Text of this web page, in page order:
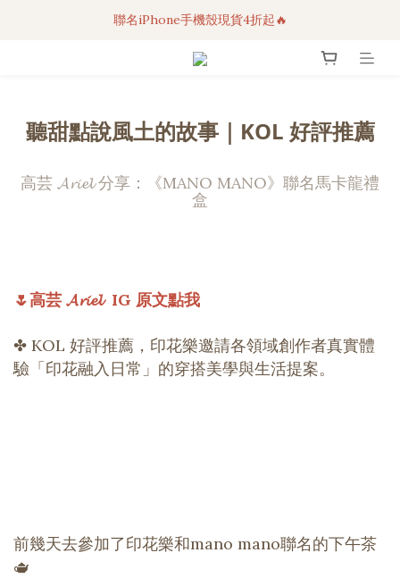
3C科技好物｜任選2件95折！
聯名iPhone手機殼現貨4折起🔥
超人氣聯名自動傘任2件9折！
聽甜點說風土的故事｜KOL 好評推薦
高芸 𝓐𝓻𝓲𝓮𝓵 分享：《MANO MANO》聯名馬卡龍禮
盒
🌷高芸 𝓐𝓻𝓲𝓮𝓵 IG 原文點我
✤ KOL 好評推薦，印花樂邀請各領域創作者真實體
驗「印花融入日常」的穿搭美學與生活提案。
前幾天去參加了印花樂和mano mano聯名的下午茶
🫖